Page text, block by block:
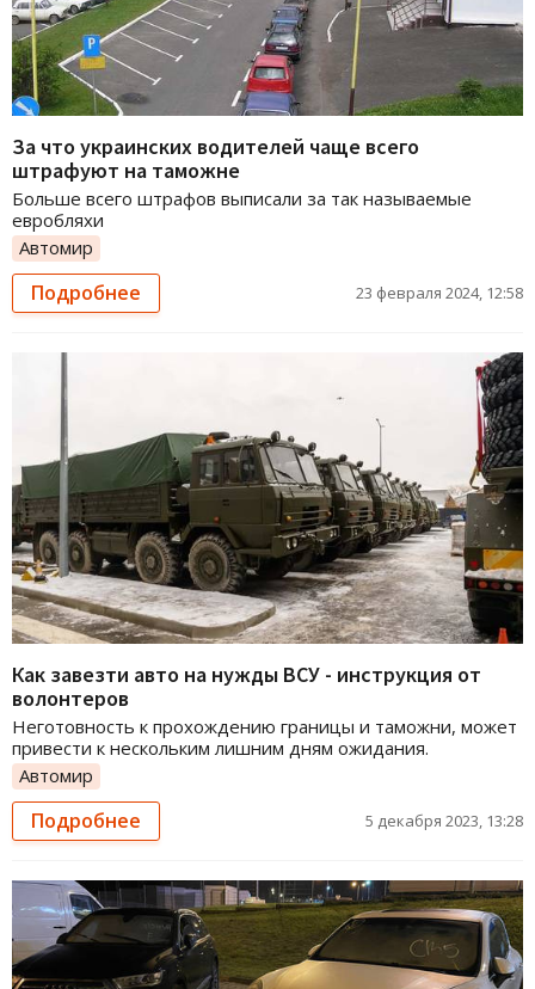
За что украинских водителей чаще всего
штрафуют на таможне
Больше всего штрафов выписали за так называемые
евробляхи
Автомир
Подробнее 23 февраля 2024, 12:58
Как завезти авто на нужды ВСУ - инструкция от
волонтеров
Неготовность к прохождению границы и таможни, может
привести к нескольким лишним дням ожидания.
Автомир
Подробнее 5 декабря 2023, 13:28